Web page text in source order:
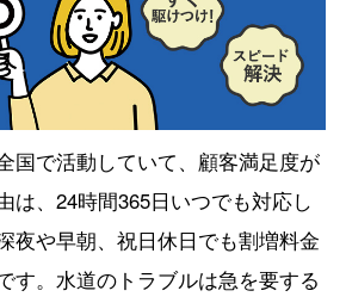
国で活動していて、顧客満足度が
は、24時間365日いつでも対応し
夜や早朝、祝日休日でも割増料金
す。水道のトラブルは急を要する